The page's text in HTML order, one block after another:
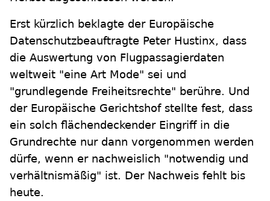
Erst kürzlich beklagte der Europäische
Datenschutzbeauftragte Peter Hustinx, dass
die Auswertung von Flugpassagierdaten
weltweit "eine Art Mode" sei und
"grundlegende Freiheitsrechte" berühre. Und
der Europäische Gerichtshof stellte fest, dass
ein solch flächendeckender Eingriff in die
Grundrechte nur dann vorgenommen werden
dürfe, wenn er nachweislich "notwendig und
verhältnismäßig" ist. Der Nachweis fehlt bis
heute.